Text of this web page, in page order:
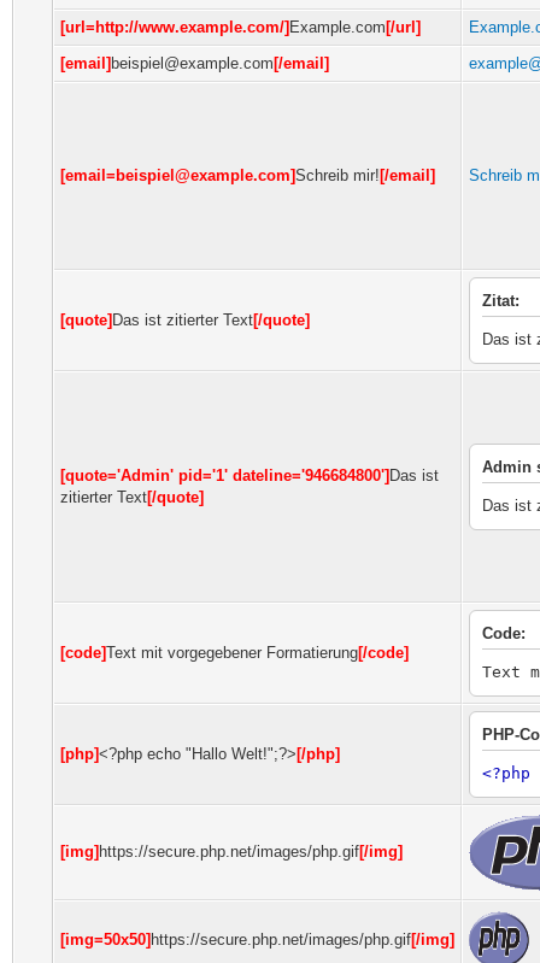
[url=http://www.example.com/] Example.com [/url]
[email] beispiel@example.com [/email]
[email=beispiel@example.com]Schreib mir! [/email] Schreib
[quote] Das ist zitierter Text[/quote]
Zitat:
Das ist
[quote='Admin' pid='1' dateline='946684800'] Das ist
zitierter Text[/quote]
Admin
Das ist
[code]Text mit vorgegebener Formatierung[/code]
Code:
Text
[php]<?php echo "Hallo Welt!";?> [/php]
PHP-
<?php
[img] https://secure.php.net/images/php.gif[/img]
[img=50x50] https://secure.php.net/images/php.gif[/img]